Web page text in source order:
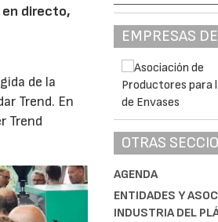
en directo,
de la
Trend. En
Trend
EMPRESAS
OTRAS
AGENDA
ENTIDADES Y
INDUSTRIA DEL